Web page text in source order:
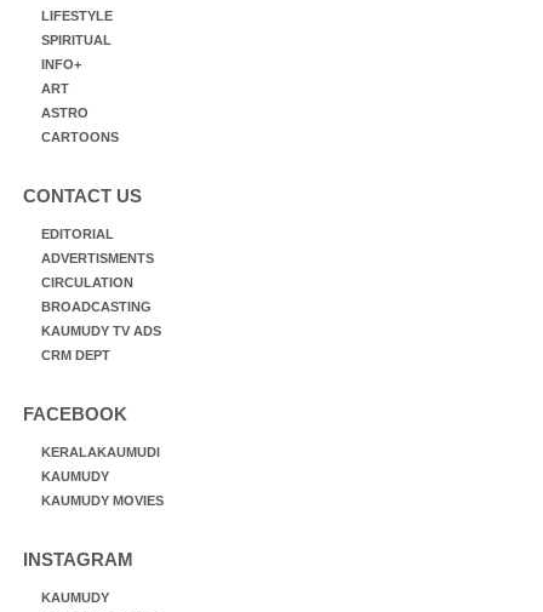
LIFESTYLE
SPIRITUAL
INFO+
ART
ASTRO
CARTOONS
CONTACT US
EDITORIAL
ADVERTISMENTS
CIRCULATION
BROADCASTING
KAUMUDY TV ADS
CRM DEPT
FACEBOOK
KERALAKAUMUDI
KAUMUDY
KAUMUDY MOVIES
INSTAGRAM
KAUMUDY